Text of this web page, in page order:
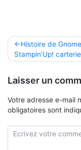
Navigation
de
l’article
Histoire de
Stampin’Up! carterie
Laisser un
Votre adresse e-mail
obligatoires sont